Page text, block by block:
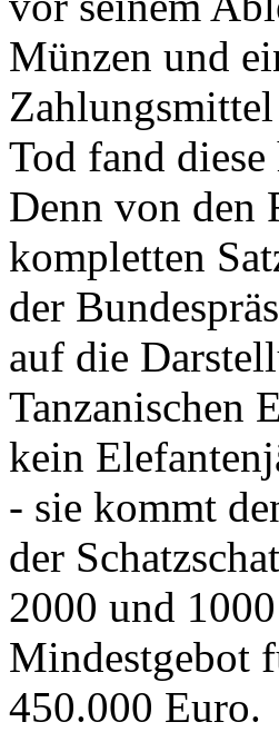
Münzen und
Tod fand
Denn von den
kompletten
der
auf die
Tanzanischen
kein
- sie kommt
der
2000 und
Mindestgebot
450.000 Euro.